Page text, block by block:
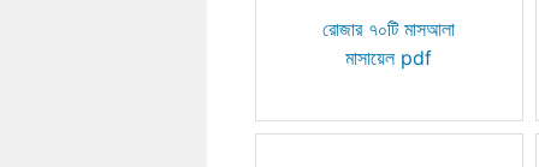
রোজার ৭০টি মাসআলা
মাসায়েল pdf